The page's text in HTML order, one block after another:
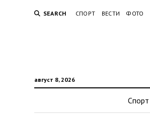
SEARCH СПОРТ ВЕСТИ ФОТО
август 8, 2026
Спорт